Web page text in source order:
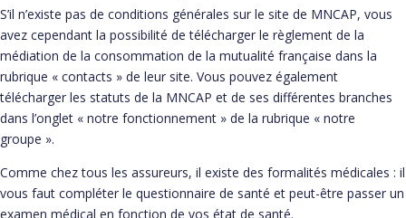
S’il n’existe pas de conditions générales sur le site de MNCAP, vous
avez cependant la possibilité de télécharger le règlement de la
médiation de la consommation de la mutualité française dans la
rubrique « contacts » de leur site. Vous pouvez également
télécharger les statuts de la MNCAP et de ses différentes branches
dans l’onglet « notre fonctionnement » de la rubrique « notre
groupe ».
Comme chez tous les assureurs, il existe des formalités médicales : il
vous faut compléter le questionnaire de santé et peut-être passer un
examen médical en fonction de vos état de santé.